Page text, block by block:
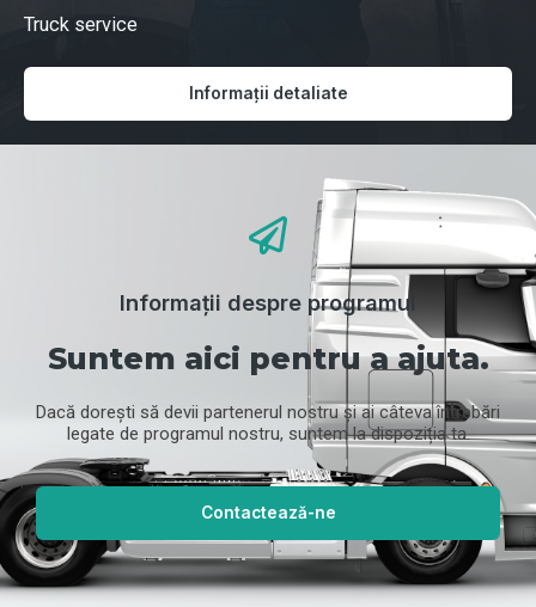
Truck service
Informații detaliate
Informații despre programul
Suntem aici pentru a ajuta.
Dacă dorești să devii partenerul nostru și ai câteva întrebări
legate de programul nostru, suntem la dispoziția ta.
Contactează-ne